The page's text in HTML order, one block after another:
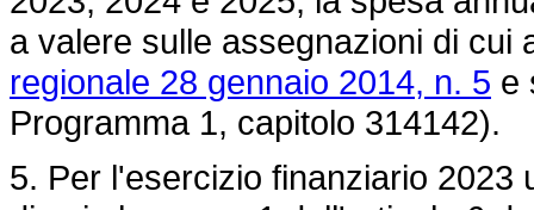
a valere sulle assegnazioni di
regionale 28 gennaio 2014, n. 5 e
Programma 1, capitolo 314142).
5. Per l'esercizio finanziario 2023